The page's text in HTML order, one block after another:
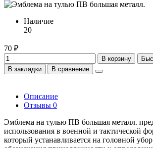
Наличие
20
70 ₽
В корзину
В закладки
В сравнение
Описание
Отзывы 0
Эмблема на тулью ПВ большая металл.
использования в военной и тактической
который устанавливается на головной